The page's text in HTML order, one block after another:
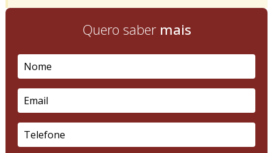
Quero saber